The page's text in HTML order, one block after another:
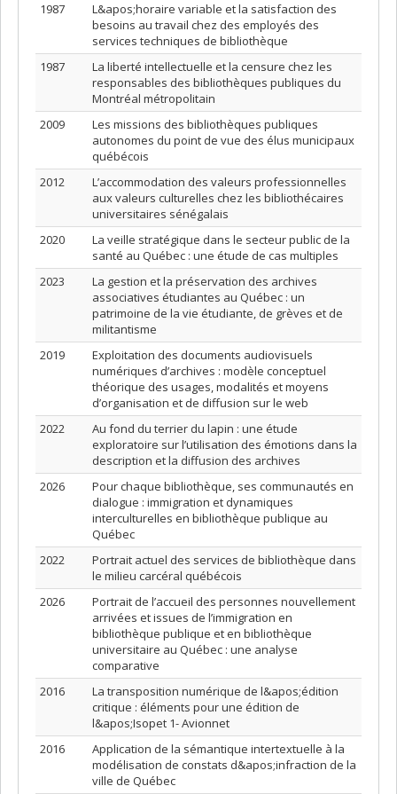
1987
L&apos;horaire variable et la satisfaction des
besoins au travail chez des employés des
services techniques de bibliothèque
1987
La liberté intellectuelle et la censure chez les
responsables des bibliothèques publiques du
Montréal métropolitain
2009
Les missions des bibliothèques publiques
autonomes du point de vue des élus municipaux
québécois
2012
L’accommodation des valeurs professionnelles
aux valeurs culturelles chez les bibliothécaires
universitaires sénégalais
2020
La veille stratégique dans le secteur public de la
santé au Québec : une étude de cas multiples
2023
La gestion et la préservation des archives
associatives étudiantes au Québec : un
patrimoine de la vie étudiante, de grèves et de
militantisme
2019
Exploitation des documents audiovisuels
numériques d’archives : modèle conceptuel
théorique des usages, modalités et moyens
d’organisation et de diffusion sur le web
2022
Au fond du terrier du lapin : une étude
exploratoire sur l’utilisation des émotions dans la
description et la diffusion des archives
2026
Pour chaque bibliothèque, ses communautés en
dialogue : immigration et dynamiques
interculturelles en bibliothèque publique au
Québec
2022
Portrait actuel des services de bibliothèque dans
le milieu carcéral québécois
2026
Portrait de l’accueil des personnes nouvellement
arrivées et issues de l’immigration en
bibliothèque publique et en bibliothèque
universitaire au Québec : une analyse
comparative
2016
La transposition numérique de l&apos;édition
critique : éléments pour une édition de
l&apos;Isopet 1- Avionnet
2016
Application de la sémantique intertextuelle à la
modélisation de constats d&apos;infraction de la
ville de Québec